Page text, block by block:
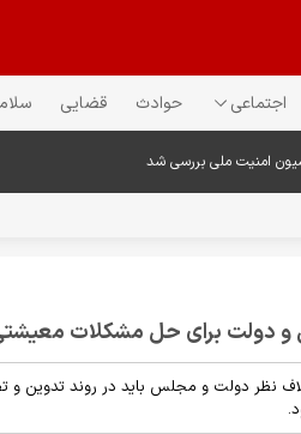
اجتماعی حوادث قضایی
امنیت ملی بررسی شد
برای حل مشکلات معیشتی
نظر دولت و مجلس باید در روند تدوین و